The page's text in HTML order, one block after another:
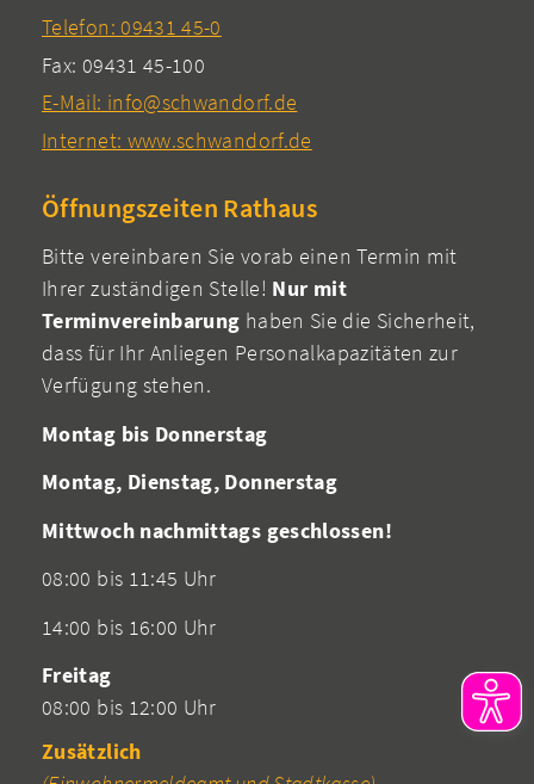
Telefon: 09431 45-0
Fax: 09431 45-100
E-Mail: info@schwandorf.de
Internet: www.schwandorf.de
Öffnungszeiten Rathaus
Bitte vereinbaren Sie vorab einen Termin mit
Ihrer zuständigen Stelle! Nur mit
Terminvereinbarung haben Sie die Sicherheit,
dass für Ihr Anliegen Personalkapazitäten zur
Verfügung stehen.
Montag bis Donnerstag
Montag, Dienstag, Donnerstag
Mittwoch nachmittags geschlossen!
08:00 bis 11:45 Uhr
14:00 bis 16:00 Uhr
Freitag
08:00 bis 12:00 Uhr
Zusätzlich